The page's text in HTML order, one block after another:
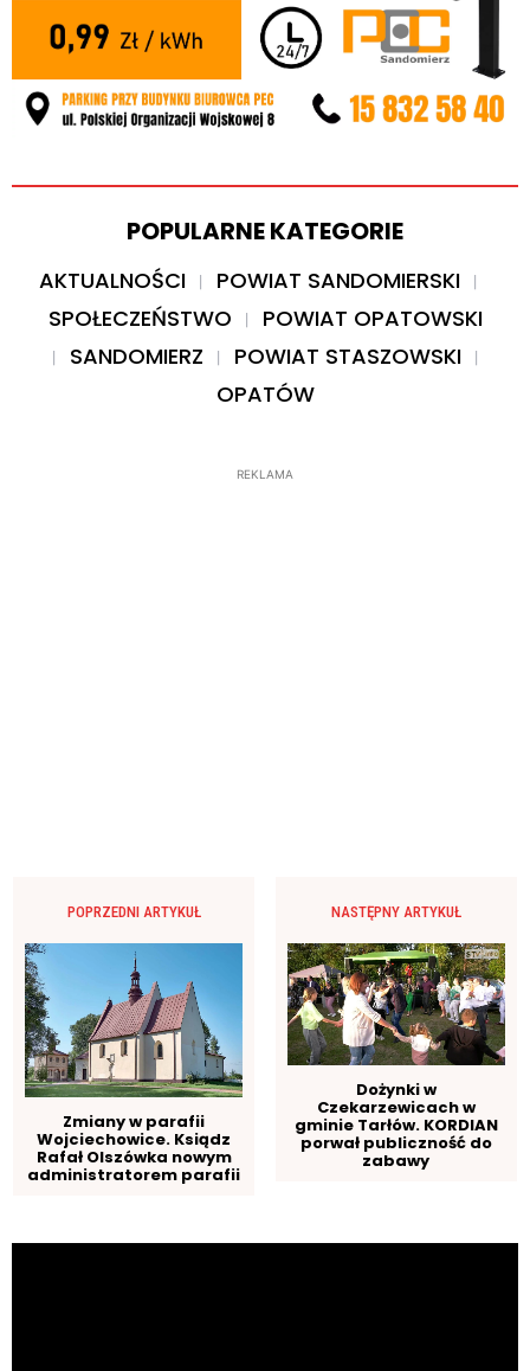
POPULARNE KATEGORIE
AKTUALNOŚCI
POWIAT SANDOMIERSKI
SPOŁECZEŃSTWO
POWIAT OPATOWSKI
SANDOMIERZ
POWIAT STASZOWSKI
OPATÓW
REKLAMA
POPRZEDNI ARTYKUŁ
Zmiany w parafii
Wojciechowice. Ksiądz
Rafał Olszówka nowym
administratorem parafii
NASTĘPNY ARTYKUŁ
Dożynki w
Czekarzewicach w
gminie Tarłów. KORDIAN
porwał publiczność do
zabawy